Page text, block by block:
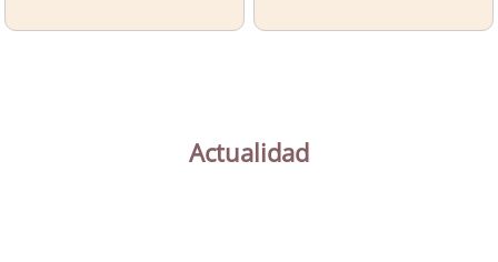
Actualidad